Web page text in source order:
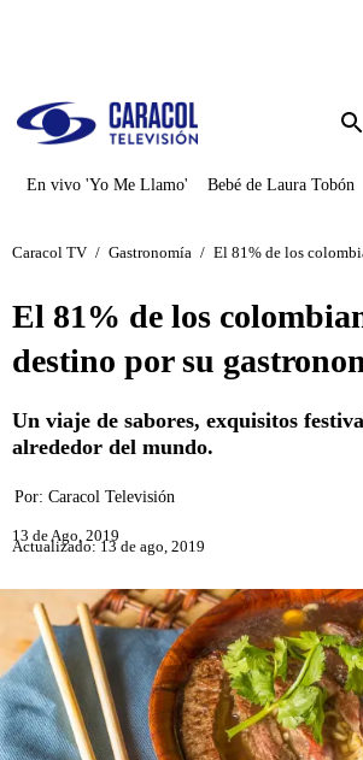
Día A
En vivo 'Yo Me Llamo' Bebé de Laura Tobón
Caracol TV / Gastronomía / El 81% de los
El 81% de los
destino por su
Un viaje de sabores, exquisitos
alrededor del mundo.
Por: Caracol Televisión
13 de Ago, 2019
Actualizado: 13 de ago, 2019